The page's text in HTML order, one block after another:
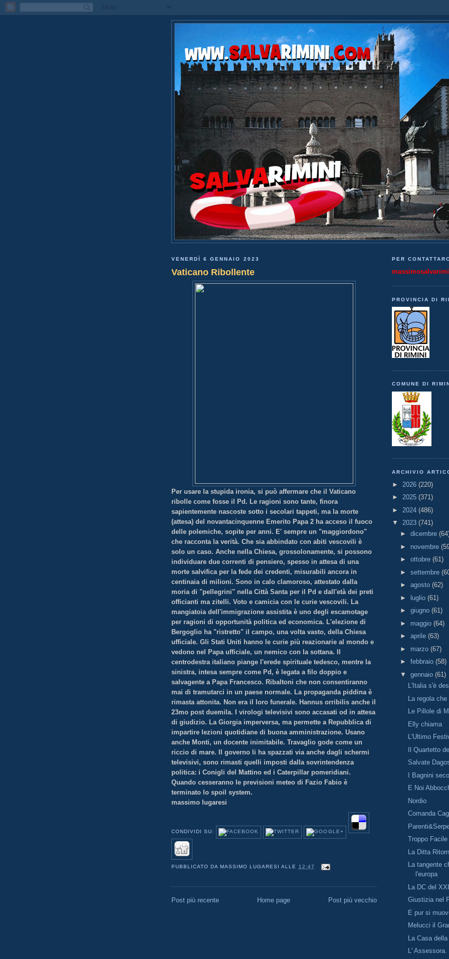
VENERDÌ 6 GENNAIO 2023
Vaticano Ribollente
Per usare la stupida ironia, si può affermare che il Vaticano
ribolle come fosse il Pd. Le ragioni sono tante, finora
sapientemente nascoste sotto i secolari tappeti, ma la morte
(attesa) del novantacinquenne Emerito Papa 2 ha acceso il fuoco
delle polemiche, sopite per anni. E' sempre un "maggiordono"
che racconta la verità. Che sia abbindato con abiti vescovili è
solo un caso. Anche nella Chiesa, grossolonamente, si possono
individuare due correnti di pensiero, spesso in attesa di una
morte salvifica per la fede dei credenti, misurabili ancora in
centinaia di milioni. Sono in calo clamoroso, attestato dalla
moria di "pellegrini" nella Città Santa per il Pd e dall'età dei preti
officianti ma zitelli. Voto e camicia con le curie vescovili. La
mangiatoia dell'immigrazione assistita è uno degli escamotage
per ragioni di opportunità politica ed economica. L'elezione di
Bergoglio ha "ristretto" il campo, una volta vasto, della Chiesa
ufficiale. Gli Stati Uniti hanno le curie più reazionarie al mondo e
vedono nel Papa ufficiale, un nemico con la sottana. Il
centrodestra italiano piange l'erede spirituale tedesco, mentre la
sinistra, intesa sempre come Pd, è legata a filo doppio e
salvagente a Papa Francesco. Ribaltoni che non consentiranno
mai di tramutarci in un paese normale. La propaganda piddina è
rimasta attonita. Non era il loro funerale. Hannus orribilis anche il
23mo post duemila. I virologi televisivi sono accasati od in attesa
di giudizio. La Giorgia imperversa, ma permette a Repubblica di
impartire lezioni quotidiane di buona amministrazione. Usano
anche Monti, un docente inimitabile. Travaglio gode come un
riccio di mare. Il governo li ha spazzati via anche dagli schermi
televisivi, sono rimasti quelli imposti dalla sovrintendenza
politica: i Conigli del Mattino ed i Caterpillar pomeridiani.
Quando cesseranno le previsioni meteo di Fazio Fabio è
terminato lo spoil system.
massimo lugaresi
CONDIVIDI SU:
PUBBLICATO DA MASSIMO LUGARESI ALLE 12:47
Post più recente Post più vecchio
Home page
PER
PROVINCIA DI
COMUNE DI
ARCHIVIO
► 2026 (220)
► 2025 (371)
► 2024 (486)
▼ 2023 (741)
► dicembre
► novembre
► ottobre (61)
► settembre
► agosto (62)
►
luglio (61)
► giugno (61)
► maggio (64)
► aprile (63)
► marzo (67)
► febbraio (58)
▼ gennaio (61)
L'Italia s'è
La regola che
Le Pillole di
Elly chiama
L'Ultimo
Il Quartetto
Salvate
I Bagnini
E Noi
Nordio
Comanda
Troppo Facile
La Ditta
La tangente
l'europa
La DC del
Giustizia nel
E pur si
Melucci il
La Casa
L' Assessora.